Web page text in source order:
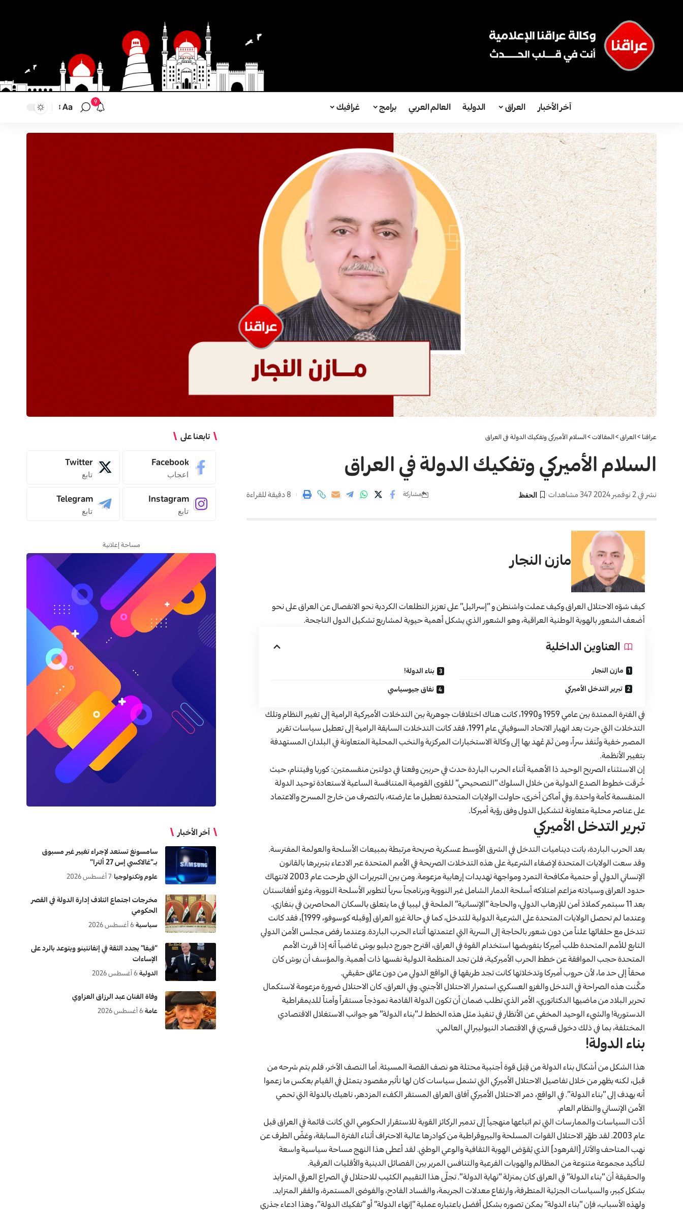
آخر الأخبار العراق الدولية العالم العربي برامج غرافيك 9
تغيير
Aa
عراقنا >العراق>المقالات>السلام الأميركي وتفكيك الدولة في العراق
السلام الأميركي وتفكيك الدولة في العراق
نشر في 2 نوفمبر 2024 347 مشاهدات مشاركة 8 دقيقة للقراءة
مازن النجار
كيف شوّه الاحتلال العراق وكيف عملت واشنطن و “إسرائيل” على تعزيز التطلعات الكردية نحو الانفصال عن العراق على نحو
أضعف الشعور بالهوية الوطنية العراقية، وهو الشعور الذي يشكل أهمية حيوية لمشاريع تشكيل الدول الناجحة.
العناوين الداخلية
مازن النجار
تبرير التدخل الأميركي
بناء الدولة!
نفاق جيوسياسي
في الفترة الممتدة بين عامي 1959 و1990، كانت هناك اختلافات جوهرية بين التدخلات الأميركية الرامية إلى تغيير النظام وتلك
التدخلات التي جرت بعد انهيار الاتحاد السوفياتي عام 1991، فقد كانت التدخلات السابقة الرامية إلى تعطيل سياسات تقرير
المصير خفية وتُنفذ سراً، ومن ثَمّ عُهد بها إلى وكالة الاستخبارات المركزية والنخب المحلية المتعاونة في البلدان المستهدفة
بتغيير الأنظمة.
إن الاستثناء الصريح الوحيد ذا الأهمية أثناء الحرب الباردة حدث في حربين وقعتا في دولتين منقسمتين: كوريا وفيتنام، حيث
خُرقت خطوط الصدع الدولية من خلال السلوك “التصحيحي” للقوى القومية المتنافسة الساعية لاستعادة توحيد الدولة
المنقسمة كأمة واحدة. وفي أماكن أخرى، حاولت الولايات المتحدة تعطيل ما عارضته، بالتصرف من خارج المسرح والاعتماد
على عناصر محلية متعاونة لتشكيل الدول وفق رؤية أميركا.
تبرير التدخل الأميركي
بعد الحرب الباردة، باتت ديناميات التدخل في الشرق الأوسط عسكرية صريحة مرتبطة بمبيعات الأسلحة والعولمة المفترسة.
وقد سعت الولايات المتحدة لإضفاء الشرعية على هذه التدخلات الصريحة في الأمم المتحدة عبر الادعاء بتبريرها بالقانون
الإنساني الدولي أو حتمية مكافحة التمرد ومواجهة تهديدات إرهابية مزعومة. ومن بين التبريرات التي طرحت عام 2003 لانتهاك
حدود العراق وسيادته مزاعم امتلاكه أسلحة الدمار الشامل غير النووية وبرنامجاً سرياً لتطوير الأسلحة النووية، وغزو أفغانستان
بعد 11 سبتمبر كملاذ آمن للإرهاب الدولي، والحاجة “الإنسانية” الملحة في ليبيا في ما يتعلق بالسكان المحاصرين في بنغازي.
وعندما لم تحصل الولايات المتحدة على الشرعية الدولية للتدخل، كما في حالة غزو العراق (وقبله كوسوفو، 1999)، فقد كانت
تتدخل مع حلفائها علناً من دون شعور بالحاجة إلى السرية التي اعتمدتها أثناء الحرب الباردة. وعندما رفض مجلس الأمن الدولي
التابع للأمم المتحدة طلب أميركا بتفويضها استخدام القوة في العراق، اقترح جورج دبليو بوش غاضباً أنه إذا قررت الأمم
المتحدة حجب الموافقة عن خطط الحرب الأميركية، فلن تجد المنظمة الدولية نفسها ذات أهمية. والمؤسف أن بوش كان
محقاً إلى حد ما، لأن حروب أميركا وتدخلاتها كانت تجد طريقها في الواقع الدولي من دون عائق حقيقي.
مكَّنت هذه الصراحة في التدخل والغزو العسكري استمرار الاحتلال الأجنبي. وفي العراق، كان الاحتلال ضرورة مزعومة لاستكمال
تحرير البلاد من ماضيها الدكتاتوري، الأمر الذي تطلب ضمان أن تكون الدولة القادمة نموذجاً مستقراً وآمناً للديمقراطية
الدستورية! والشيء الوحيد المخفي عن الأنظار في تنفيذ مثل هذه الخطط لـ”بناء الدولة” هو جوانب الاستغلال الاقتصادي
المختلفة، بما في ذلك دخول قسري في الاقتصاد النيوليبرالي العالمي.
بناء الدولة!
هذا الشكل من أشكال بناء الدولة من قِبَل قوة أجنبية محتلة هو نصف القصة المسيئة. أما النصف الآخر، فلم يتم شرحه من
قبل، لكنه يظهر من خلال تفاصيل الاحتلال الأميركي التي تشمل سياسات كان لها تأثير مقصود يتمثل في القيام بعكس ما زعموا
أنه يهدف إلى “بناء الدولة”. في الواقع، دمر الاحتلال الأميركي آفاق العراق المستقر الكفء المزدهر، ناهيك بالدولة التي تحمي
الأمن الإنساني والنظام العام.
أدَّت السياسات والممارسات التي تم اتباعها منهجياً إلى تدمير الركائز القوية للاستقرار الحكومي التي كانت قائمة في العراق قبل
عام 2003. لقد طهّر الاحتلال القوات المسلحة والبيروقراطية من كوادرها عالية الاحتراف أثناء الفترة السابقة، وغضّ الطرف عن
نهب المتاحف والآثار (الفرهود) الذي يُقوّض الهوية الثقافية والوعي الوطني. لقد أعطى هذا النهج مساحة سياسية واسعة
لتأكيد مجموعة متنوعة من المظالم والهويات الفرعية والتنافس المرير بين الفصائل الدينية والأقليات العرقية.
والحقيقة أن “بناء الدولة” في العراق كان بمنزلة “نهاية الدولة”. تجلّى هذا التقييم الكئيب للاحتلال في الصراع العرقي المتزايد
بشكل كبير، والسياسات الجزئية المتطرفة، وارتفاع معدلات الجريمة، والفساد الفادح، والفوضى المستمرة، والفقر المتزايد.
ولهذه الأسباب، فإن “بناء الدولة” يمكن تصوره بشكل أفضل باعتباره عملية “إنهاء الدولة” أو “تفكيك الدولة”، وهذا ادعاء جذري
تابعنا على
Facebook
اعجاب
Twitter
تابع
Instagram
تابع
Telegram
تابع
مساحة إعلانية
آخر الأخبار
سامسونغ تستعد لإجراء تغيير غير مسبوق
بـ”غالاكسي إس 27 ألترا”
علوم وتكنولوجيا 7 أغسطس 2026
مخرجات اجتماع ائتلاف إدارة الدولة في القصر
الحكومي
سياسية 6 أغسطس 2026
“فيفا” يجدد الثقة في إنفانتينو ويتوعد بالرد على
الإساءات
الدولية 6 أغسطس 2026
وفاة الفنان عبد الرزاق العزاوي
عامة 6 أغسطس 2026